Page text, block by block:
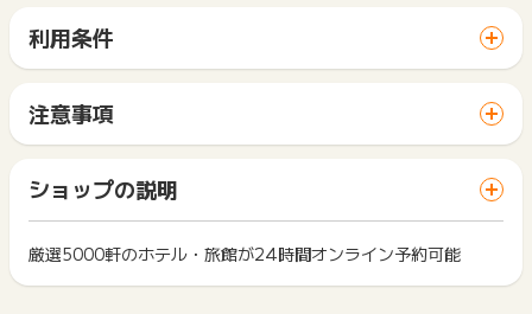
・国内宿泊
・国内ツアー、国内ダイナミックパッケージ
※実際の獲得までは、最長で6ヶ月程度かかる場合もあります、
ご了承下さいませ。
【獲得対象外条件】
・オンライン以外での予約
・「ホテル・旅館・宿」「国内ダイナミックパッケージ」「国
内ツアー」導線以外からの予約
・レンタカーのみの予約
利用条件
サイトに移動してからお申し込みやお買い物が完了するまでの
間に、同じブラウザ（※）で他のサイトに移動した場合はポイン
ト獲得ができません。
「 サイトへ行ってポイントGET 」ボタンを押した時とサービ
ス・お買い物利用時で、デバイス・ブラウザが異なる場合はポ
イント獲得ができません。
2回以上同じお買い物・サービスをご利用される場合は、毎回
ポイントタウンに戻り、「 サイトへ行ってポイントGET 」ボ
注意事項
一部のサービスにつきましては、1商品につき10円単位の金額
は切り捨てとなります。
ポイント獲得が1ポイント未満のものは切り捨てとなり、ポイ
ント履歴には記載されません。
原則として広告主側のポイント等を利用して支払われた金額分
につきましては、ポイントタウンのポイント獲得の対象には含
ショップの説明
厳選5000軒のホテル・旅館が24時間オンライン予約可能